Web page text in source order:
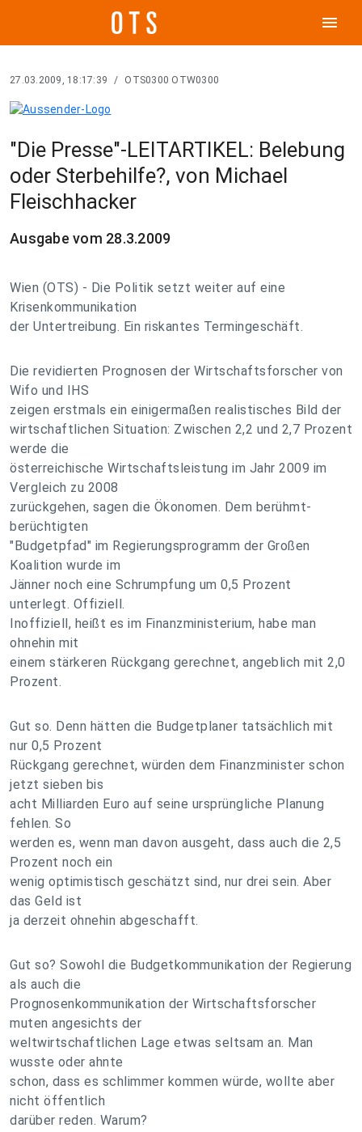
menu
27.03.2009, 18:17:39 / OTS0300 OTW0300
"Die Presse"-LEITARTIKEL: Belebung
oder Sterbehilfe?, von Michael
Fleischhacker
Ausgabe vom 28.3.2009
Wien (OTS) - Die Politik setzt weiter auf eine
Krisenkommunikation
der Untertreibung. Ein riskantes Termingeschäft.
Die revidierten Prognosen der Wirtschaftsforscher von
Wifo und IHS
zeigen erstmals ein einigermaßen realistisches Bild der
wirtschaftlichen Situation: Zwischen 2,2 und 2,7 Prozent
werde die
österreichische Wirtschaftsleistung im Jahr 2009 im
Vergleich zu 2008
zurückgehen, sagen die Ökonomen. Dem berühmt-
berüchtigten
"Budgetpfad" im Regierungsprogramm der Großen
Koalition wurde im
Jänner noch eine Schrumpfung um 0,5 Prozent
unterlegt. Offiziell.
Inoffiziell, heißt es im Finanzministerium, habe man
ohnehin mit
einem stärkeren Rückgang gerechnet, angeblich mit 2,0
Prozent.
Gut so. Denn hätten die Budgetplaner tatsächlich mit
nur 0,5 Prozent
Rückgang gerechnet, würden dem Finanzminister schon
jetzt sieben bis
acht Milliarden Euro auf seine ursprüngliche Planung
fehlen. So
werden es, wenn man davon ausgeht, dass auch die 2,5
Prozent noch ein
wenig optimistisch geschätzt sind, nur drei sein. Aber
das Geld ist
ja derzeit ohnehin abgeschafft.
Gut so? Sowohl die Budgetkommunikation der Regierung
als auch die
Prognosenkommunikation der Wirtschaftsforscher
muten angesichts der
weltwirtschaftlichen Lage etwas seltsam an. Man
wusste oder ahnte
schon, dass es schlimmer kommen würde, wollte aber
nicht öffentlich
darüber reden. Warum?